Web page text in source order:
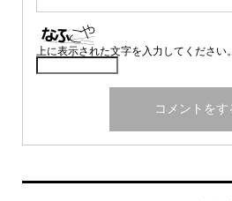
上に表示された文字を入力してください。